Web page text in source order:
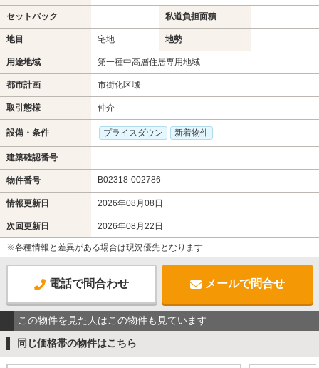
セットバック - 私道負担面積 -
地目 宅地 地勢
用途地域 第一種中高層住居専用地域
都市計画 市街化区域
取引態様 仲介
設備・条件 プライスダウン 新着物件
建築確認番号
物件番号 B02318-002786
情報更新日 2026年08月08日
次回更新日 2026年08月22日
※各種情報と差異がある場合は現況優先となります
電話で問合わせ メールで問合せ
この物件を見た人はこの物件も見ています
同じ価格帯の物件はこちら